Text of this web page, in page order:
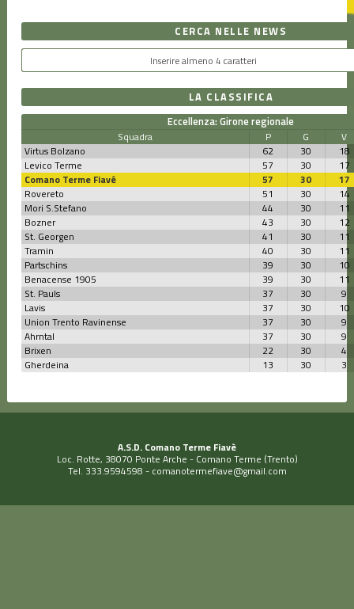
CERCA NELLE NEWS
LA CLASSIFICA
Eccellenza: Girone regionale
Squadra P G
V
Virtus Bolzano
62 30
18
Levico Terme
57 30
17
Comano Terme Fiavé
57 30
17
Rovereto
51 30
14
Mori S.Stefano
44 30
11
Bozner
43 30
12
St. Georgen
41 30
11
Tramin
40 30
11
Partschins
39 30
10
Benacense 1905
39 30
11
St. Pauls
37 30
9
Lavis
37 30
10
Union Trento Ravinense
37 30
9
Ahrntal
37 30
9
Brixen
22 30
4
Gherdeina
13 30 3
A.S.D. Comano Terme Fiavè
Loc. Rotte, 38070 Ponte Arche - Comano Terme (Trento)
Tel. 333.9594598 - comanotermefiave@gmail.com